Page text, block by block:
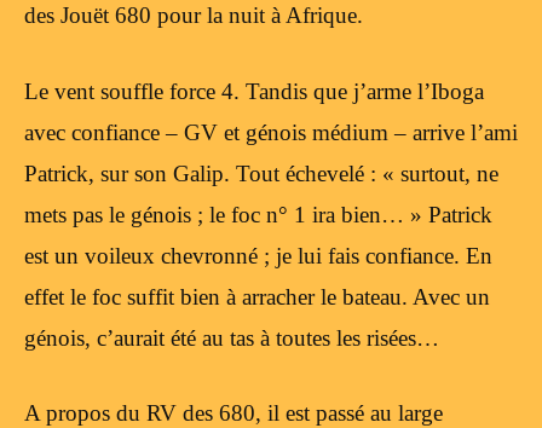
des Jouët 680 pour la nuit à Afrique.
Le vent souffle force 4. Tandis que j’arme l’Iboga
avec confiance – GV et génois médium – arrive l’ami
Patrick, sur son Galip. Tout échevelé : « surtout, ne
mets pas le génois ; le foc n° 1 ira bien… » Patrick
est un voileux chevronné ; je lui fais confiance. En
effet le foc suffit bien à arracher le bateau. Avec un
génois, c’aurait été au tas à toutes les risées…
A propos du RV des 680, il est passé au large